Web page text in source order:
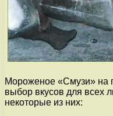
Мороженое «Смузи» на
выбор вкусов для всех
некоторые из них: